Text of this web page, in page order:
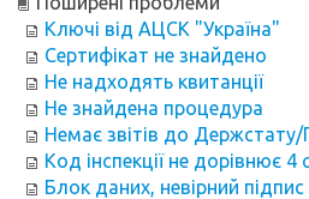
Ключі від АЦСК "Україна"
Сертифікат не знайдено
Не надходять квитанції
Не знайдена процедура
Немає звітів до
Код інспекції не дорівнює
Блок даних, невірний підпис